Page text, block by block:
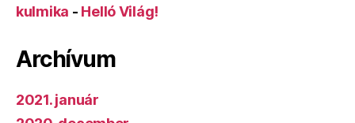
kulmika - Helló Világ!
Archívum
2021. január